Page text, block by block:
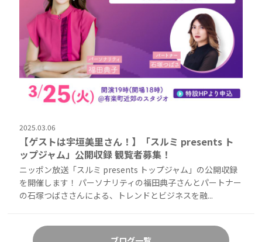
2025.03.06
【ゲストは宇垣美里さん！】「スルミ presents ト
ップジャム」公開収録 観覧者募集！
ニッポン放送「スルミ presents トップジャム」の公開収録
を開催します！ パーソナリティの福田典子さんとパートナー
の石塚つばささんによる、トレンドとビジネスを融...